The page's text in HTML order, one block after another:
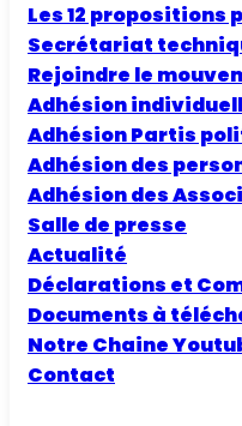
Les 12 propositions
Secrétariat
Rejoindre le
Adhésion
Adhésion Partis
Adhésion des
Adhésion des
Salle de presse
Actualité
Déclarations et
Documents à
Notre Chaine
Contact